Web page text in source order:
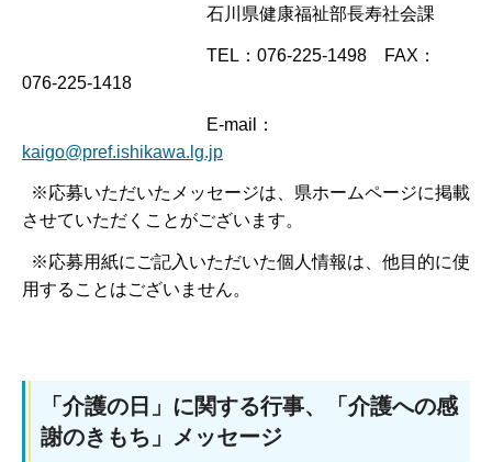
石川県健康福祉部長寿社会課
TEL：076-225-1498 FAX：
076-225-1418
E-mail：
kaigo@pref.ishikawa.lg.jp
※応募いただいたメッセージは、県ホームページに掲載
させていただくことがございます。
※応募用紙にご記入いただいた個人情報は、他目的に使
用することはございません。
「介護の日」に関する行事、「介護への感
謝のきもち」メッセージ